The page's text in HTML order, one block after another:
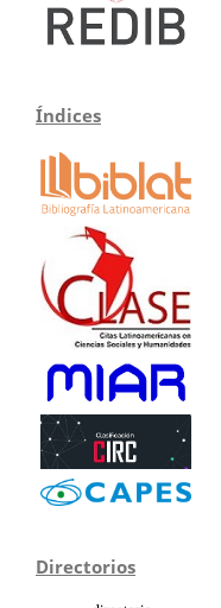
Índices
Directorios